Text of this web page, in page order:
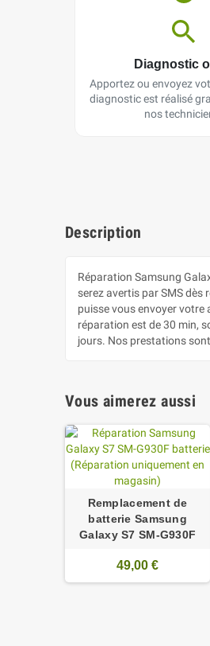
Diagnostic
Apportez ou envoyez
diagnostic est réalisé
nos
Description
Réparation Samsung
serez avertis par SMS dès
puisse vous envoyer votre
réparation est de 30 min,
jours. Nos prestations
Vous aimerez aussi
Remplacement de
batterie Samsung
Galaxy S7 SM-G930F
49,00 €